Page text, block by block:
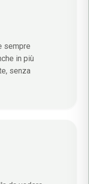
sempre
in più
senza